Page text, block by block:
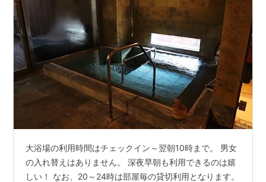
大浴場の利用時間はチェックイン～翌朝10時まで。 男女
の入れ替えはありません。 深夜早朝も利用できるのは嬉
しい！ なお、20～24時は部屋毎の貸切利用となります。